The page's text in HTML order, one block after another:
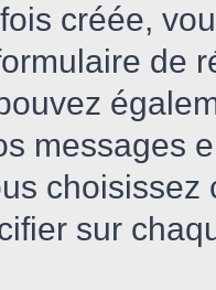
fois créée,
de
messages
sur